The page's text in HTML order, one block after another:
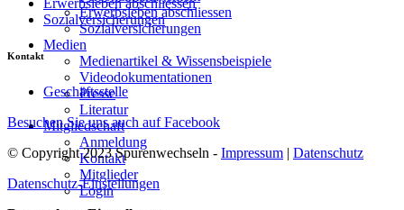
Erwerbsleben abschliessen
Sozialversicherungen
Medien
Medienartikel & Wissensbeispiele
Videodokumentationen
Presse
Literatur
Mitgliedschaft
Anmeldung
Kontakt
Mitglieder
Login
Sozialversicherungen
Kontakt
Geschäftsstelle
Besuchen Sie uns auch auf Facebook
© Copyright 2023 Spurenwechseln - Impressum | Datenschutz
Datenschutz-Einstellungen